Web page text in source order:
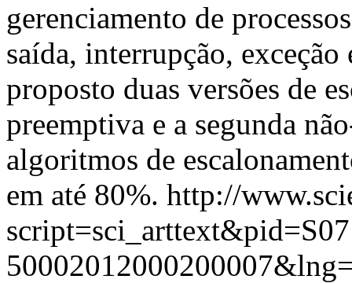
gerenciamento de
saída, interrupção,
proposto duas versões de
preemptiva e a segunda
algoritmos de
em até 80%. http://